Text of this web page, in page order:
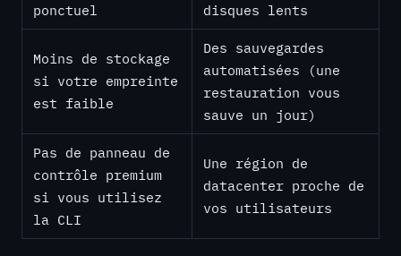
ponctuel
disques lents
Moins de stockage
si votre empreinte
est faible
Des sauvegardes
automatisées (une
restauration vous
sauve un jour)
Pas de panneau de
contrôle premium
si vous utilisez
la CLI
Une région de
datacenter proche de
vos utilisateurs